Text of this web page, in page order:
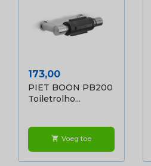
Prijs
173,00
PIET BOON PB200
Toiletrolho...
shopping_cart Voeg toe